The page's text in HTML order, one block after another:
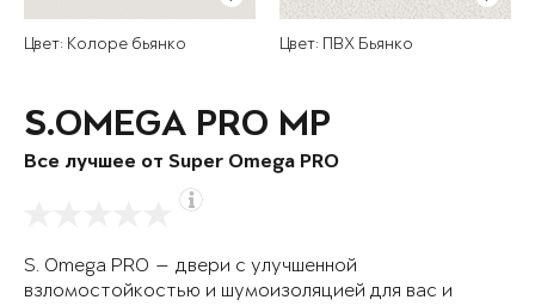
Цвет: Колоре бьянко Цвет: ПВХ Бьянко
S.OMEGA PRO MP
Все лучшее от Super Omega PRO
S. Omega PRO — двери с улучшенной
взломостойкостью и шумоизоляцией для вас и